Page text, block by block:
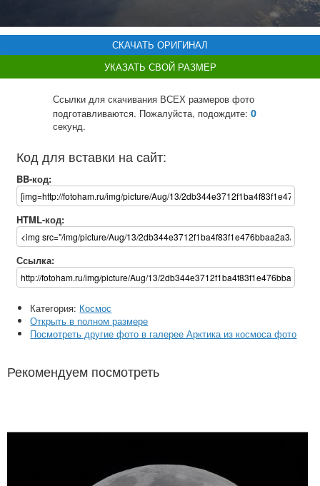
СКАЧАТЬ ОРИГИНАЛ
УКАЗАТЬ СВОЙ РАЗМЕР
Ссылки для скачивания ВСЕХ размеров фото
подготавливаются. Пожалуйста, подождите: 0
секунд.
Код для вставки на сайт:
BB-код:
HTML-код:
Ссылка:
Категория: Космос
Открыть в полном размере
Посмотреть другие фото в галерее Арктика из космоса фото
Рекомендуем посмотреть